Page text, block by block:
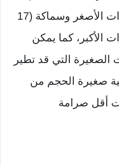
إلى 13) بوصة للطائرات الأصغر وسماكة (17
الأكبر، كما يمكن
التي قد تطير
صغيرة الحجم من
أقل صرامة